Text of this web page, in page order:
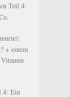
Teil 4:
+ einem
4: Ein